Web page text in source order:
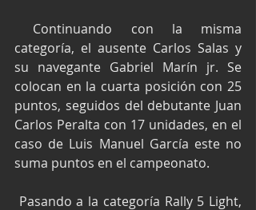
categoría, el ausente Carlos Salas y
su navegante Gabriel Marín jr. Se
colocan en la cuarta posición con 25
puntos, seguidos del debutante Juan
Carlos Peralta con 17 unidades, en el
caso de Luis Manuel García este no
suma puntos en el campeonato.